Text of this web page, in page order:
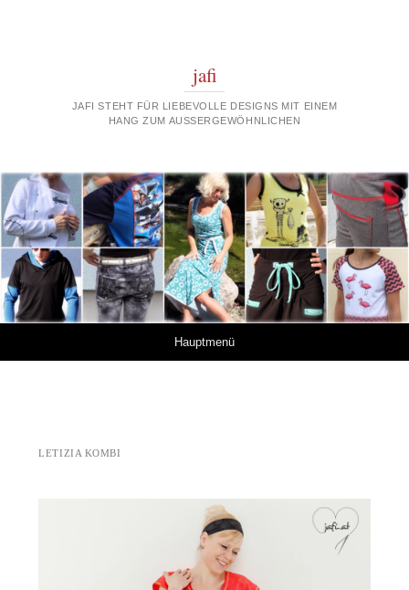
jafi
JAFI STEHT FÜR LIEBEVOLLE DESIGNS MIT EINEM
HANG ZUM AUSSERGEWÖHNLICHEN
Hauptmenü
LETIZIA KOMBI